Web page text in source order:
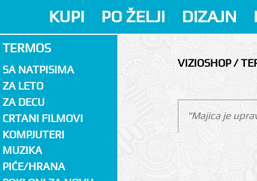
KUPI PO ŽELJI DIZAJN
TERMOS
SA NATPISIMA
ZA LETO
ZA DECU
CRTANI FILMOVI
KOMPJUTERI
MUZIKA
PIĆE/HRANA
VIZIOSHOP /
"Majica je